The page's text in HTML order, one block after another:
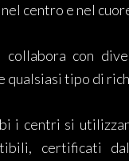
centro e nel
collabora con
qualsiasi tipo di
i centri si
certificati